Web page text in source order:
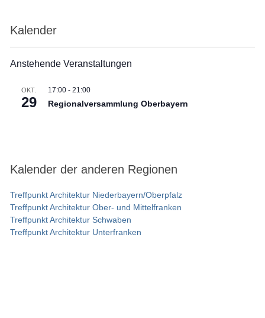
Kalender
Anstehende Veranstaltungen
OKT.
29
17:00- 21:00
Regionalversammlung Oberbayern
Kalender der anderen Regionen
Treffpunkt Architektur Niederbayern/Oberpfalz
Treffpunkt Architektur Ober- und Mittelfranken
Treffpunkt Architektur Schwaben
Treffpunkt Architektur Unterfranken